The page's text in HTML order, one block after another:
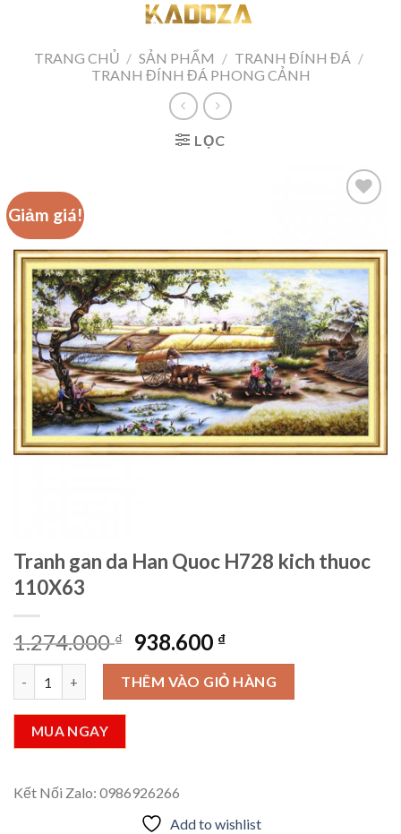
contentTRANG CHỦ / SẢN PHẨM / TRANH ĐÍNH ĐÁ /
TRANH ĐÍNH ĐÁ PHONG CẢNH
LỌC
Giảm giá!
Add to
wishlist
Tranh gan da Han Quoc H728 kich thuoc
110X63
1.274.000₫
Giá
gốc
là:
1.274.000 ₫.
938.600 ₫Giá
hiện
tại
là:
Tranh gan da Han Quoc H728 kich thuoc 110X63 số lượng
THÊM VÀO GIỎ HÀNG
MUA NGAY
Kết Nối Zalo: 0986926266
Add to wishlist